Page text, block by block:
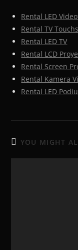
Rental LED
Rental TV
Rental LED TV
Rental LCD
Rental Screen
Rental Kamera
Rental LED
YOU MIGHT